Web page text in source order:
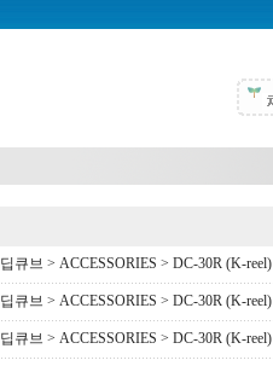
딥큐브 > ACCESSORIES > DC-30R (K-reel)
딥큐브 > ACCESSORIES > DC-30R (K-reel)
딥큐브 > ACCESSORIES > DC-30R (K-reel)